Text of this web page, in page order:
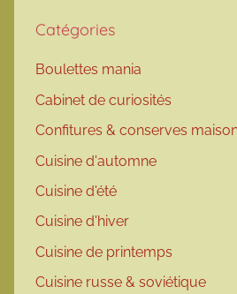
Catégories
Boulettes mania
Cabinet de curiosités
Confitures & conserves
Cuisine d'automne
Cuisine d'été
Cuisine d'hiver
Cuisine de printemps
Cuisine russe & soviétique